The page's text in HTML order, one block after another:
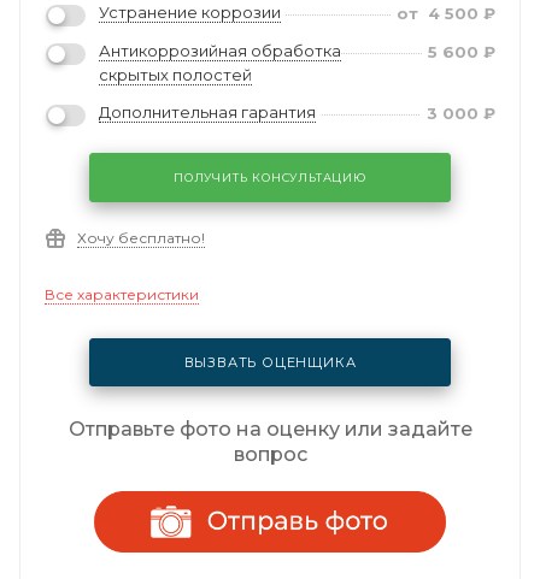
Устранение коррозии от 4 500 ₽
Антикоррозийная обработка
скрытых полостей
5 600 ₽
Дополнительная гарантия 3 000 ₽
ПОЛУЧИТЬ КОНСУЛЬТАЦИЮ
Хочу бесплатно!
Все характеристики
ВЫЗВАТЬ ОЦЕНЩИКА
Отправьте фото на оценку или задайте
вопрос